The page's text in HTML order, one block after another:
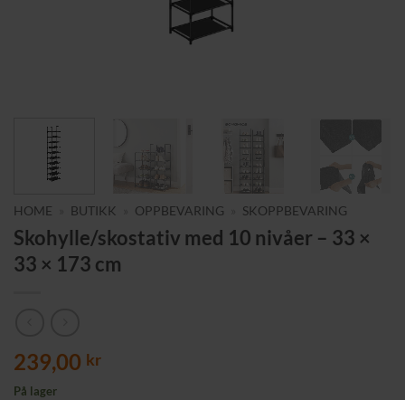
HOME BUTIKK OPPBEVARING SKOPPBEVARING
Skohylle/skostativ med 10 nivåer – 33 ×
33 × 173 cm
239,00 kr
På lager